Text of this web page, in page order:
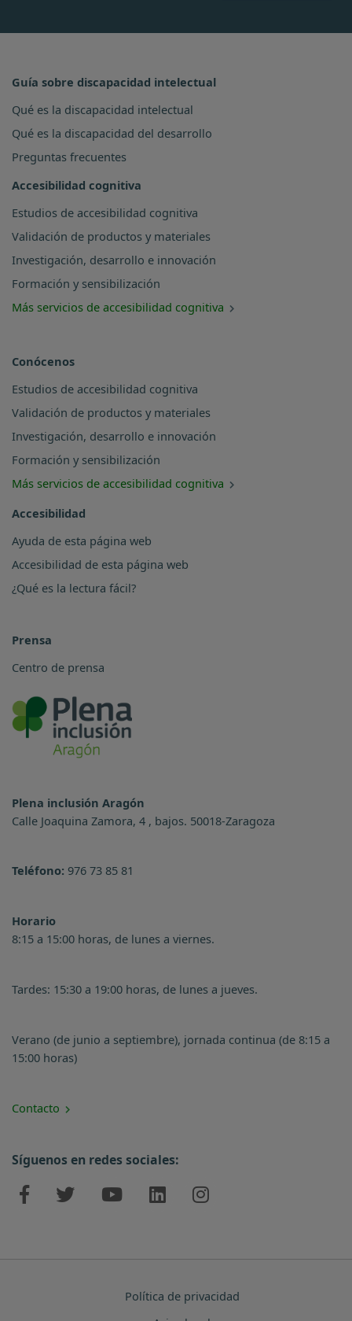
Guía sobre discapacidad intelectual
Qué es la discapacidad intelectual
Qué es la discapacidad del desarrollo
Preguntas frecuentes
Accesibilidad cognitiva
Estudios de accesibilidad cognitiva
Validación de productos y materiales
Investigación, desarrollo e innovación
Formación y sensibilización
Más servicios de accesibilidad cognitiva
Conócenos
Estudios de accesibilidad cognitiva
Validación de productos y materiales
Investigación, desarrollo e innovación
Formación y sensibilización
Más servicios de accesibilidad cognitiva
Accesibilidad
Ayuda de esta página web
Accesibilidad de esta página web
¿Qué es la lectura fácil?
Prensa
Centro de prensa
Plena inclusión Aragón
Calle Joaquina Zamora, 4 , bajos. 50018-Zaragoza
Teléfono: 976 73 85 81
Horario
8:15 a 15:00 horas, de lunes a viernes.
Tardes: 15:30 a 19:00 horas, de lunes a jueves.
Verano (de junio a septiembre), jornada continua (de 8:15 a
15:00 horas)
Contacto
Síguenos en redes sociales:
Política de privacidad